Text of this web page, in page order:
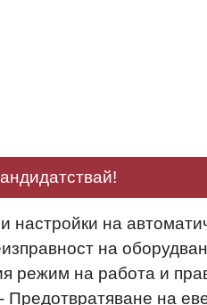
настройки на
на
режим на работа и
на